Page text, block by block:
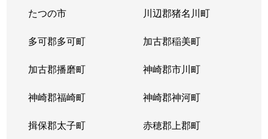
たつの市 川辺郡猪名川町
多可郡多可町 加古郡稲美町
加古郡播磨町 神崎郡市川町
神崎郡福崎町 神崎郡神河町
揖保郡太子町 赤穂郡上郡町